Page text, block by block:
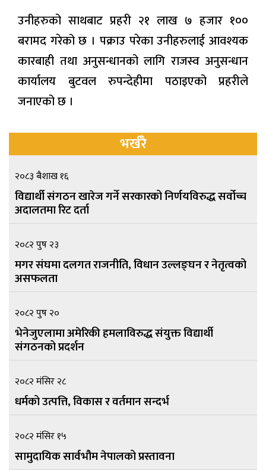
उनीहरुको साथबाट प्रहरी २१ लाख ७ हजार १००
बरामद गरेको छ । पक्राउ परेका उनीहरुलाई आवश्यक
कारबाही तथा अनुसन्धानको लागि राजस्व अनुसन्धान
कार्यालय बुटवल रुपन्देहीमा पठाइएको प्रहरीले
जनाएको छ ।
भर्खरै
२०८३ बैशाख १६
विद्यार्थी संगठन खारेज गर्ने सरकारको निर्णयविरुद्ध सर्वोच्च
अदालतमा रिट दर्ता
२०८२ पुष २३
मगर संघमा दलगत राजनीति, विधान उल्लङ्घन र नेतृत्वको
असफलता
२०८२ पुष २०
भेनेजुएलामा अमेरिकी हमलाविरुद्ध संयुक्त विद्यार्थी
संगठनको प्रदर्शन
२०८२ मंसिर २८
धर्मको उत्पत्ति, विकास र वर्तमान सन्दर्भ
२०८२ मंसिर १५
सामुदायिक सार्वभौम नेपालको प्रस्तावना